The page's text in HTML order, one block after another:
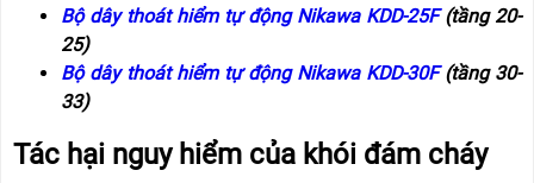
LIÊN
GIÁO
THANG
XE
Bộ dây thoát hiểm tự động Nikawa KDD-25F(tầng 20-
25)
Bộ dây thoát hiểm tự động Nikawa KDD-30F(tầng 30-
33)
Tác hại nguy hiểm của khói đám cháy